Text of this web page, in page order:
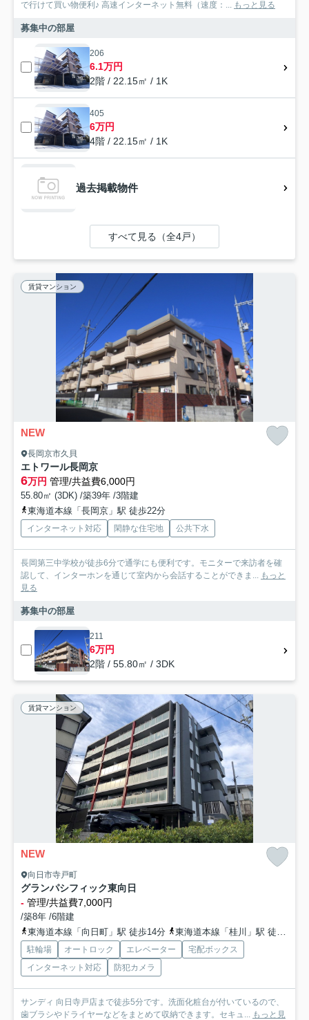
で行けて買い物便利♪ 高速インターネット無料（速度：...
もっと見る
募集中の部屋
206
6.1万円
2階 / 22.15㎡ / 1K
405
6万円
4階 / 22.15㎡ / 1K
過去掲載物件
すべて見る（全4戸）
賃貸マンション
NEW
長岡京市久貝
エトワール長岡京
6万円 管理/共益費6,000円
55.80㎡ (3DK) /築39年 /3階建
東海道本線「長岡京」駅 徒歩22分
インターネット対応 閑静な住宅地 公共下水
長岡第三中学校が徒歩6分で通学にも便利です。モニターで来訪者を確
認して、インターホンを通じて室内から会話することができま...
もっと
見る
募集中の部屋
211
6万円
2階 / 55.80㎡ / 3DK
賃貸マンション
NEW
向日市寺戸町
グランパシフィック東向日
- 管理/共益費7,000円
/築8年 /6階建
東海道本線「向日町」駅 徒歩14分
東海道本線「桂川」駅 徒歩28分
駐輪場 オートロック エレベーター
宅配ボックス
インターネット対応
防犯カメラ
サンディ 向日寺戸店まで徒歩5分です。洗面化粧台が付いているので、
歯ブラシやドライヤーなどをまとめて収納できます。セキュ... もっと見